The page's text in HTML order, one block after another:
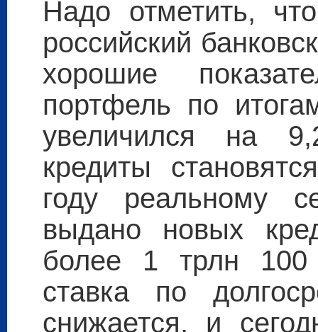
Надо отметить,
российский
хорошие
портфель по
увеличился на
кредиты
году реальному
выдано новых
более 1 трлн
ставка по
снижается, и